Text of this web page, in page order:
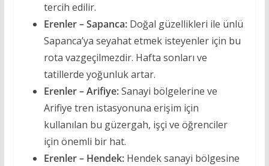
tercih edilir.
Erenler – Sapanca:Doğal güzellikleri ile ünlü
Sapanca’ya seyahat etmek isteyenler için bu
rota vazgeçilmezdir. Hafta sonları ve
tatillerde yoğunluk artar.
Erenler – Arifiye:Sanayi bölgelerine ve
Arifiye tren istasyonuna erişim için
kullanılan bu güzergah, işçi ve öğrenciler
için önemli bir hat.
Erenler – Hendek:Hendek sanayi bölgesine